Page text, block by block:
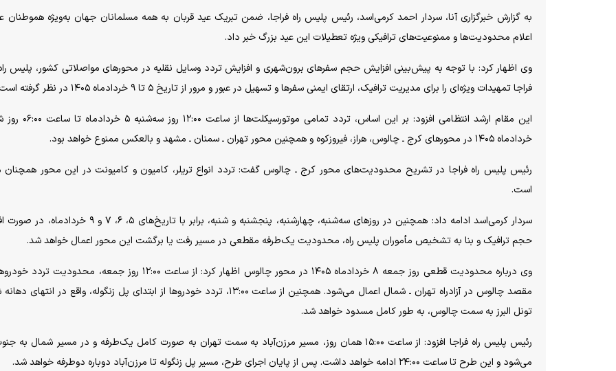
به گزارش خبرگزاری آنا، سردار احمد کرمی‌اسد، رئیس پلیس راه فراجا، ضمن تبریک عید قربان به همه مسلمانان جهان به‌ویژه هموطنان
اعلام محدودیت‌ها و ممنوعیت‌های ترافیکی ویژه تعطیلات این عید بزرگ خبر داد.
وی اظهار کرد: با توجه به پیش‌بینی افزایش حجم سفر‌های برون‌شهری و افزایش تردد وسایل نقلیه در محور‌های مواصلاتی کشور، پلیس راه
فراجا تمهیدات ویژه‌ای را برای مدیریت ترافیک، ارتقای ایمنی سفر‌ها و تسهیل در عبور و مرور از تاریخ ۵ تا ۹ خردادماه ۱۴۰۵ در نظر گرفته است
خردادماه ۱۴۰۵ در محور‌های کرج ـ چالوس، هراز، فیروزکوه و همچنین محور تهران ـ سمنان ـ مشهد و بالعکس ممنوع خواهد بود.
رئیس پلیس راه فراجا در تشریح محدودیت‌های محور کرج ـ چالوس گفت: تردد انواع تریلر، کامیون و کامیونت در این محور همچنان
است.
سردار کرمی‌اسد ادامه داد: همچنین در روز‌های سه‌شنبه، چهارشنبه، پنجشنبه و شنبه، برابر با تاریخ‌های ۵،
حجم ترافیک و بنا به تشخیص مأموران پلیس راه، محدودیت یک‌طرفه مقطعی در مسیر رفت یا برگشت این محور اعمال خواهد شد.
وی درباره محدودیت قطعی روز جمعه ۸ خردادماه ۱۴۰۵ در محور چالوس اظهار کرد: از ساعت ۱۲:۰۰ روز جمعه،
مقصد چالوس در آزادراه تهران ـ شمال اعمال می‌شود. همچنین از ساعت ۱۳:۰۰، تردد خودرو‌ها از ابتدای پل زنگوله، واقع در
تونل البرز به سمت چالوس، به طور کامل مسدود خواهد شد.
رئیس پلیس راه فراجا افزود: از ساعت ۱۵:۰۰ همان روز، مسیر مرزن‌آباد به سمت تهران به صورت کامل یک‌طرفه و در مسیر شمال به
می‌شود و این طرح تا ساعت ۲۴:۰۰ ادامه خواهد داشت. پس از پایان اجرای طرح، مسیر پل زنگوله تا مرزن‌آباد دوباره دوطرفه خواهد شد.